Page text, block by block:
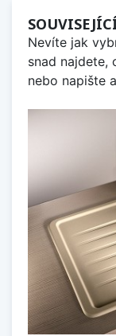
Nevíte jak
snad najdete,
nebo napište